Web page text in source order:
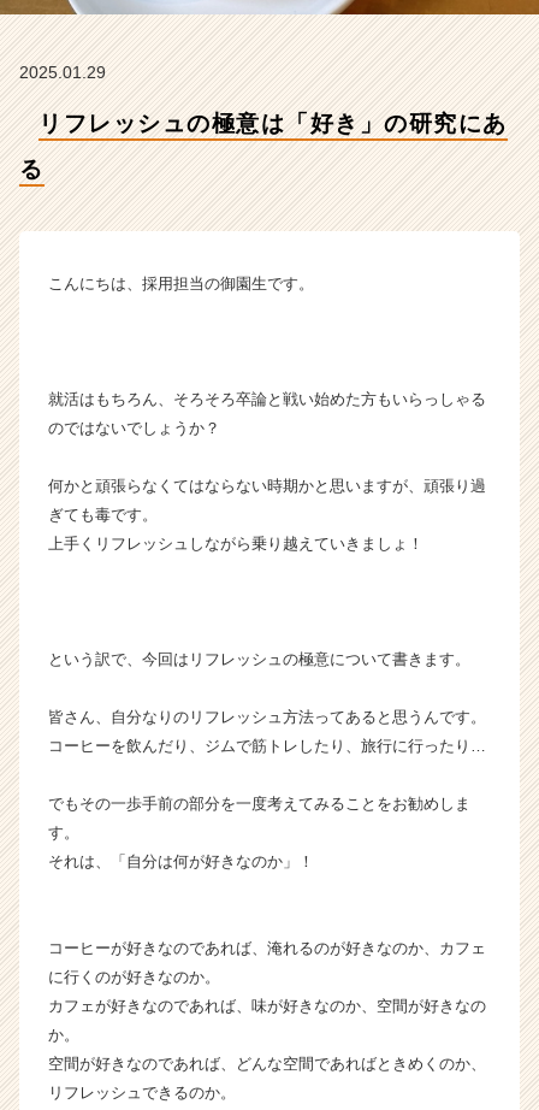
の
ラ
イ
ャ
企
か
ス
ウ
就
サ
イ
チ
ャ
（C
h
C
a
2025.01.29
リフレッシュの極意は「好き」の研究にあ
る
こんにちは、採用担当の御園生です。
就活はもちろん、そろそろ卒論と戦い始めた方もいらっしゃる
のではないでしょうか？
何かと頑張らなくてはならない時期かと思いますが、頑張り過
ぎても毒です。
上手くリフレッシュしながら乗り越えていきましょ！
という訳で、今回はリフレッシュの極意について書きます。
皆さん、自分なりのリフレッシュ方法ってあると思うんです。
コーヒーを飲んだり、ジムで筋トレしたり、旅行に行ったり…
でもその一歩手前の部分を一度考えてみることをお勧めしま
す。
それは、「自分は何が好きなのか」！
コーヒーが好きなのであれば、淹れるのが好きなのか、カフェ
に行くのが好きなのか。
カフェが好きなのであれば、味が好きなのか、空間が好きなの
か。
空間が好きなのであれば、どんな空間であればときめくのか、
リフレッシュできるのか。